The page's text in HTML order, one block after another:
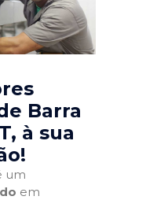
Barra
, à sua
um
em